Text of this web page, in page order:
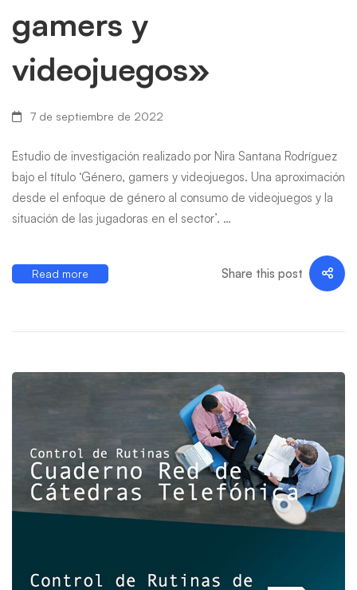
gamers y
videojuegos»
7 de septiembre de 2022
Estudio de investigación realizado por Nira Santana Rodríguez
bajo el título ‘Género, gamers y videojuegos. Una aproximación
desde el enfoque de género al consumo de videojuegos y la
situación de las jugadoras en el sector’. …
Read more Share this post